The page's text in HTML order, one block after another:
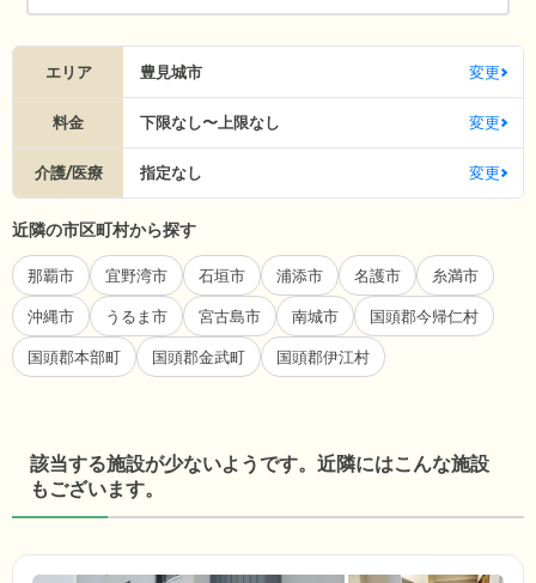
エリア 豊見城市 変更
料金 下限なし〜上限なし 変更
介護/医療 指定なし 変更
近隣の市区町村から探す
那覇市 宜野湾市 石垣市 浦添市 名護市 糸満市
沖縄市 うるま市 宮古島市 南城市 国頭郡今帰仁村
国頭郡本部町 国頭郡金武町 国頭郡伊江村
該当する施設が少ないようです。近隣にはこんな施設
もございます。